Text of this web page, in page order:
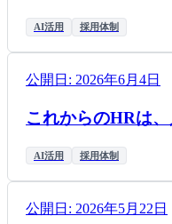
AI活用 採用体制
公開日: 2026年6月4日
これからのHRは
AI活用 採用体制
公開日: 2026年5月22日